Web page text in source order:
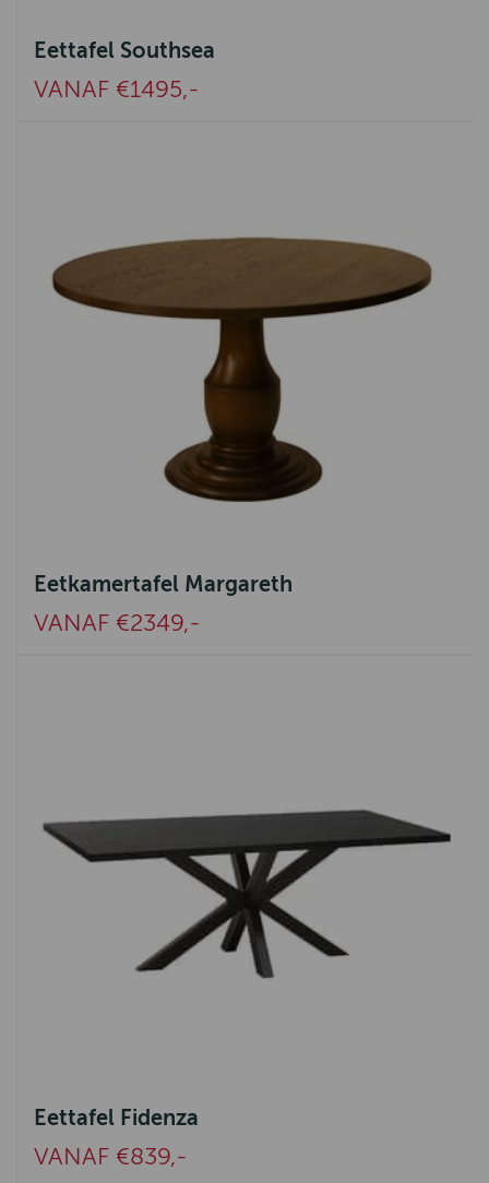
Eettafel Southsea
VANAF €1495,-
Eetkamertafel Margareth
VANAF €2349,-
Eettafel Fidenza
VANAF €839,-